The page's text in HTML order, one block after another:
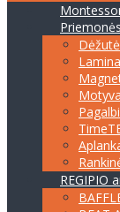
REGIPIO